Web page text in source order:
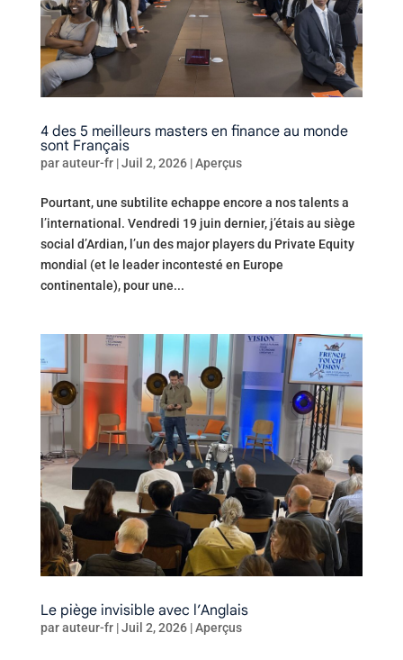
4 des 5 meilleurs masters en finance au monde
sont Français
parauteur-fr|Juil 2, 2026|Aperçus
Pourtant, une subtilite echappe encore a nos talents a
l’international. Vendredi 19 juin dernier, j’étais au siège
social d’Ardian, l’un des major players du Private Equity
mondial (et le leader incontesté en Europe
continentale), pour une...
Le piège invisible avec l’Anglais
parauteur-fr|Juil 2, 2026|Aperçus